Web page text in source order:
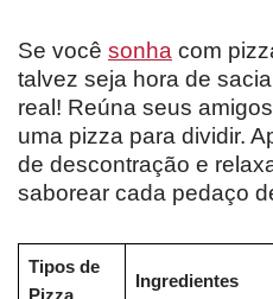
Se você sonha com
talvez seja hora de
real! Reúna seus
uma pizza para dividir.
de descontração e
saborear cada pedaço
Tipos de
Ingredientes